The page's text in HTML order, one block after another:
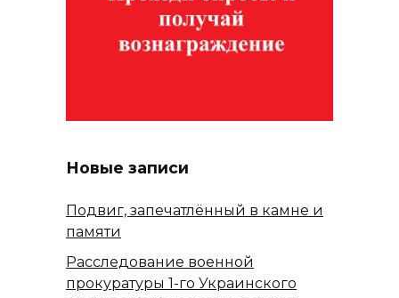
Новые записи
Подвиг, запечатлённый в камне и
памяти
Расследование военной
прокуратуры 1-го Украинского